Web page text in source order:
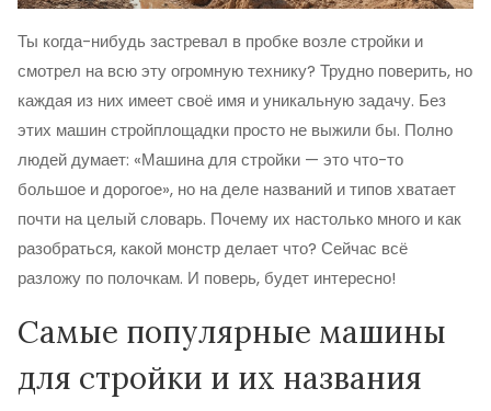
Ты когда-нибудь застревал в пробке возле стройки и
смотрел на всю эту огромную технику? Трудно поверить, но
каждая из них имеет своё имя и уникальную задачу. Без
этих машин стройплощадки просто не выжили бы. Полно
людей думает: «Машина для стройки — это что-то
большое и дорогое», но на деле названий и типов хватает
почти на целый словарь. Почему их настолько много и как
разобраться, какой монстр делает что? Сейчас всё
разложу по полочкам. И поверь, будет интересно!
Самые популярные машины
для стройки и их названия